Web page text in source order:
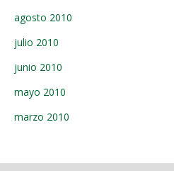
agosto 2010
julio 2010
junio 2010
mayo 2010
marzo 2010